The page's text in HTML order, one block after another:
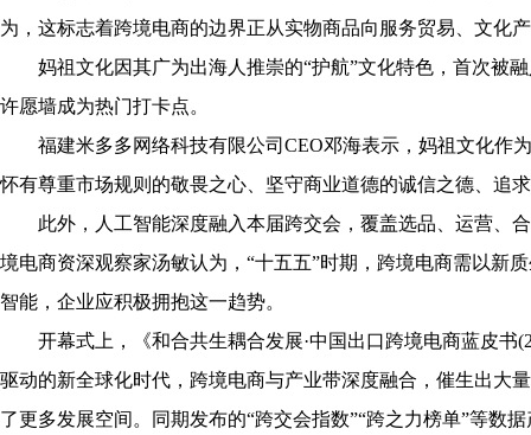
为，这标志着跨境电商的边界正从实物商品向服务贸易、文化
妈祖文化因其广为出海人推崇的“护航”文化特色，首次被
许愿墙成为热门打卡点。
福建米多多网络科技有限公司CEO邓海表示，妈祖文化作
怀有尊重市场规则的敬畏之心、坚守商业道德的诚信之德、追
此外，人工智能深度融入本届跨交会，覆盖选品、运营、
境电商资深观察家汤敏认为，“十五五”时期，跨境电商需以新
智能，企业应积极拥抱这一趋势。
开幕式上，《和合共生耦合发展·中国出口跨境电商蓝皮书
驱动的新全球化时代，跨境电商与产业带深度融合，催生出大
了更多发展空间。同期发布的“跨交会指数”“跨之力榜单”等数